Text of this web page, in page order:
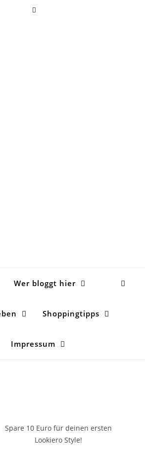
Wer bloggt hier
Shoppingtipps
Impressum
Spare 10 Euro für deinen ersten
Lookiero Style!